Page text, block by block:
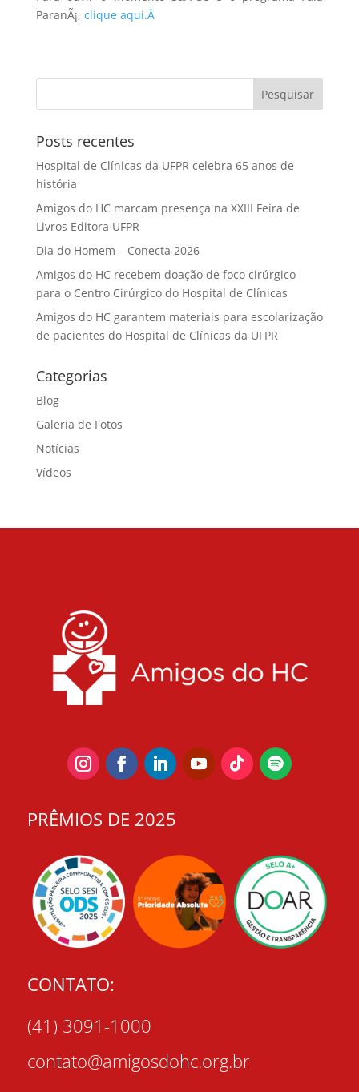
ParanÃ¡, clique aqui.Â
Posts recentes
Hospital de Clínicas da UFPR celebra 65 anos de
história
Amigos do HC marcam presença na XXIII Feira de
Livros Editora UFPR
Dia do Homem – Conecta 2026
Amigos do HC recebem doação de foco cirúrgico
para o Centro Cirúrgico do Hospital de Clínicas
Amigos do HC garantem materiais para escolarização
de pacientes do Hospital de Clínicas da UFPR
Categorias
Blog
Galeria de Fotos
Notícias
Vídeos
PRÊMIOS DE 2025
CONTATO:
(41) 3091-1000
contato@amigosdohc.org.br